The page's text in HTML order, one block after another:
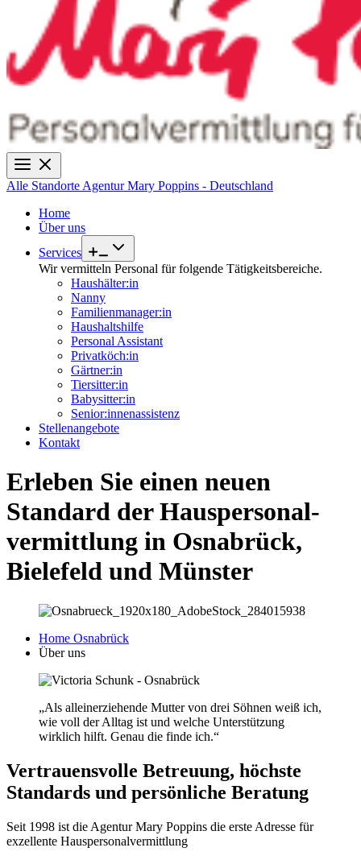
Alle Standorte Agentur Mary Poppins - Deutschland
Home
Über uns
Services
Wir vermitteln Personal für folgende Tätigkeitsbereiche.
Haushälter:in
Nanny
Familienmanager:in
Haushaltshilfe
Personal Assistant
Privatköch:in
Gärtner:in
Tiersitter:in
Babysitter:in
Senior:innenassistenz
Stellenangebote
Kontakt
Erleben Sie einen neuen
Standard der Haus­personal­
vermittlung in Osnabrück,
Bielefeld und Münster
Home Osnabrück
Über uns
„Als alleinerziehende Mutter von drei Söhnen weiß ich,
wie voll der Alltag ist und welche Unterstützung
wirklich hilft. Genau die finde ich.“
Vertrauensvolle Betreuung, höchste
Standards und persönliche Beratung
Seit 1998 ist die Agentur Mary Poppins die erste Adresse für
exzellente Hauspersonal­vermittlung